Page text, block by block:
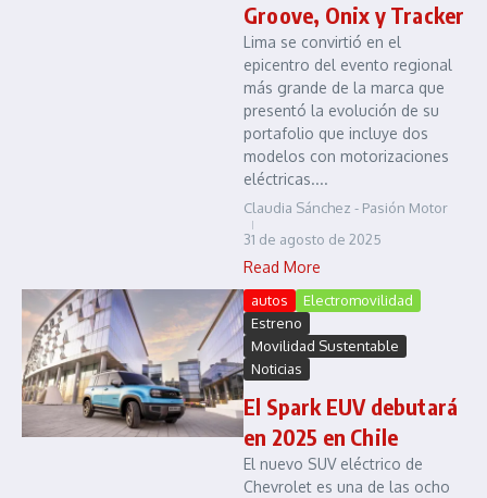
Groove, Onix y Tracker
Lima se convirtió en el
epicentro del evento regional
más grande de la marca que
presentó la evolución de su
portafolio que incluye dos
modelos con motorizaciones
eléctricas....
Claudia Sánchez - Pasión Motor
31 de agosto de 2025
Read More
autos
Electromovilidad
Estreno
Movilidad Sustentable
Noticias
El Spark EUV debutará
en 2025 en Chile
El nuevo SUV eléctrico de
Chevrolet es una de las ocho